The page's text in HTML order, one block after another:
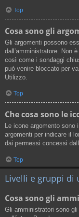
Top
Cosa sono gli
Gli argomenti possono
dall’amministratore. Non
così come i sondaggi
può venire bloccato per
Utilizzo.
Top
Che cosa sono le
Le icone argomento
argomenti per indicare il
dai permessi concessi
Top
Livelli e gruppi di
Cosa sono gli
Gli amministratori sono